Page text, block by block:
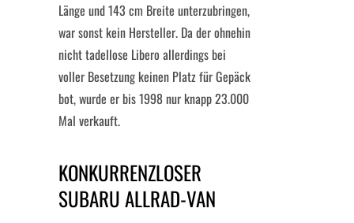
Länge und 143 cm Breite unterzubringen,
war sonst kein Hersteller. Da der ohnehin
nicht tadellose Libero allerdings bei
voller Besetzung keinen Platz für Gepäck
bot, wurde er bis 1998 nur knapp 23.000
Mal verkauft.
KONKURRENZLOSER
SUBARU ALLRAD-VAN